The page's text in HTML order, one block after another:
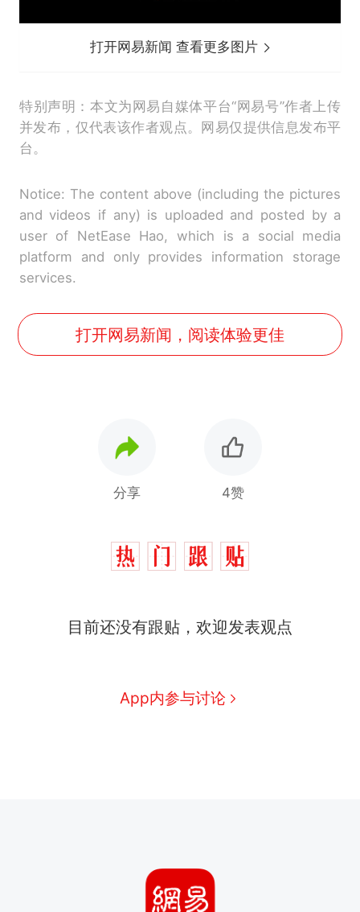
打开网易新闻 查看更多图片
特别声明：本文为网易自媒体平台“网易号”作者上传
并发布，仅代表该作者观点。网易仅提供信息发布平
台。
Notice: The content above (including the pictures
and videos if any) is uploaded and posted by a
user of NetEase Hao, which is a social media
platform and only provides information storage
services.
打开网易新闻，阅读体验更佳
分享 4赞
目前还没有跟贴，欢迎发表观点
App内参与讨论